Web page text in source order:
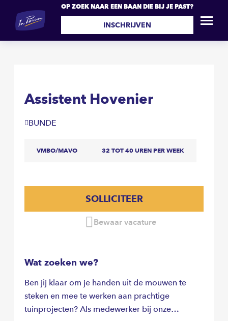
OP ZOEK NAAR EEN BAAN DIE BIJ JE PAST?
INSCHRIJVEN
Assistent Hovenier
BUNDE
VMBO/MAVO 32 TOT 40 UREN PER WEEK
SOLLICITEER
Bewaar vacature
Wat zoeken we?
Ben jij klaar om je handen uit de mouwen te
steken en mee te werken aan prachtige
tuinprojecten? Als medewerker bij onze
Assistent Hovenier SOLLICITEER